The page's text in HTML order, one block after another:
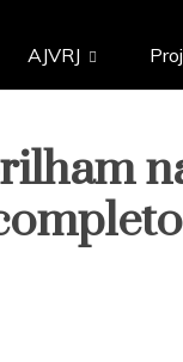
AJVRJ